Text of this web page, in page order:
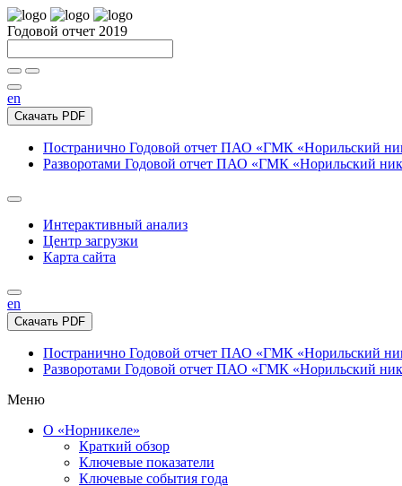
Годовой отчет 2019
en
Скачать PDF
Постранично Годовой отчет ПАО «ГМК «Норильский
Разворотами Годовой отчет ПАО «ГМК «Норильский
Интерактивный анализ
Центр загрузки
Карта сайта
en
Скачать PDF
Постранично Годовой отчет ПАО «ГМК «Норильский
Разворотами Годовой отчет ПАО «ГМК «Норильский
Меню
О «Норникеле»
Краткий обзор
Ключевые показатели
Ключевые события года